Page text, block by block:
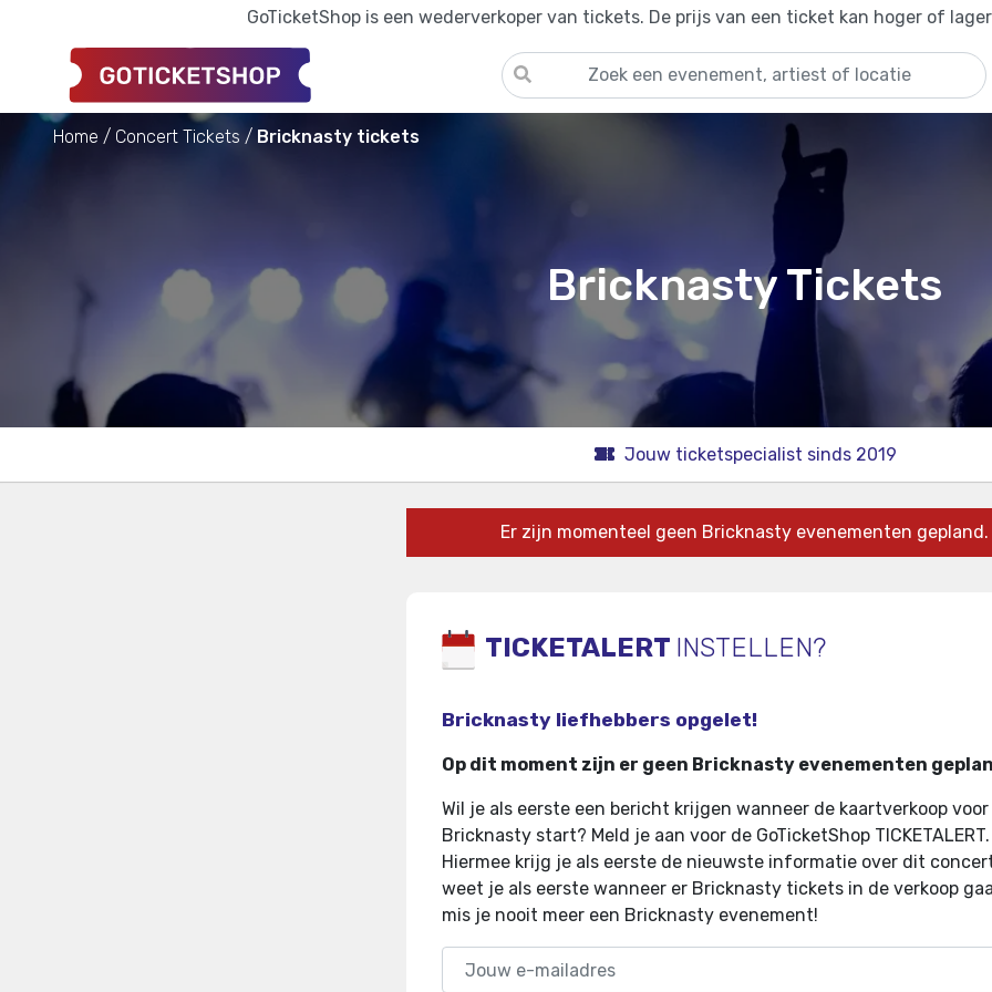
GoTicketShop is een wederverkoper van tickets. De prijs van een ticket kan hoger of
Home Concert Tickets Bricknasty tickets
Bricknasty Tickets
Jouw ticketspecialist sinds 2019
Er zijn momenteel geen Bricknasty evenementen gepland.
TICKETALERT INSTELLEN?
Bricknasty liefhebbers opgelet!
Op dit moment zijn er geen Bricknasty evenementen
Wil je als eerste een bericht krijgen wanneer de kaartverkoop voor
Bricknasty start? Meld je aan voor de GoTicketShop TICKETALERT.
Hiermee krijg je als eerste de nieuwste informatie over dit
weet je als eerste wanneer er Bricknasty tickets in de verkoop
mis je nooit meer een Bricknasty evenement!